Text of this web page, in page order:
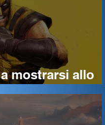
mostrarsi allo